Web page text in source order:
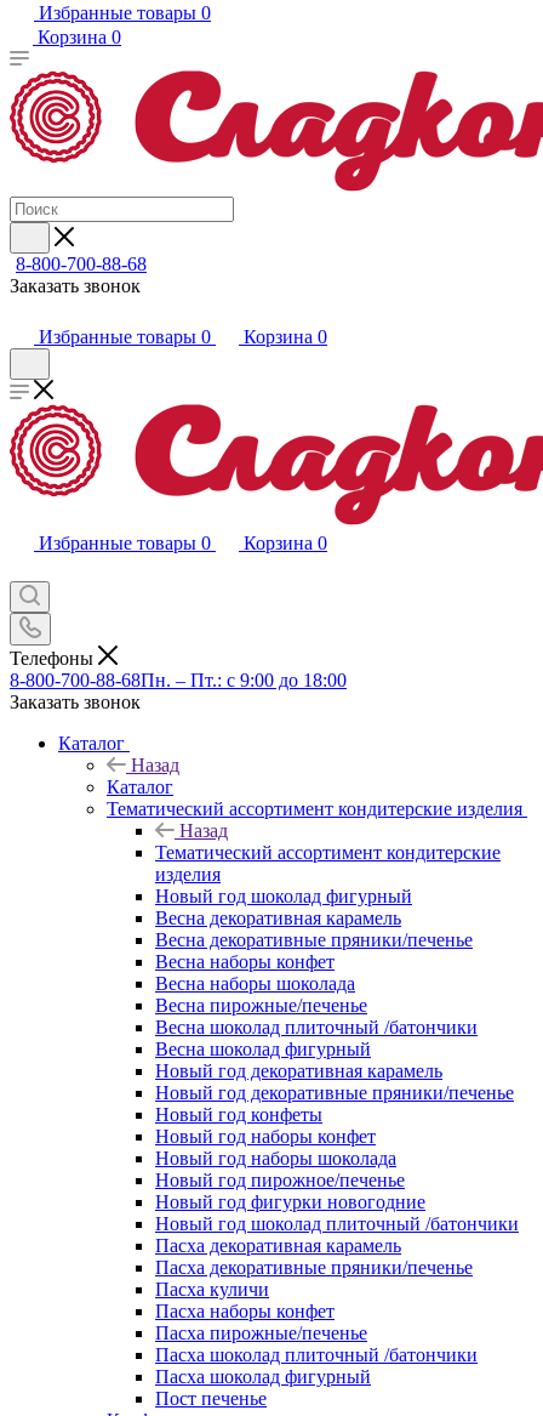
Избранные товары 0
Корзина 0
8-800-700-88-68
Заказать звонок
Избранные товары 0 Корзина 0
Избранные товары 0 Корзина 0
Телефоны
8-800-700-88-68Пн. – Пт.: с 9:00 до 18:00
Заказать звонок
Каталог
Назад
Каталог
Тематический ассортимент кондитерские изделия
Назад
Тематический ассортимент кондитерские
изделия
Новый год шоколад фигурный
Весна декоративная карамель
Весна декоративные пряники/печенье
Весна наборы конфет
Весна наборы шоколада
Весна пирожные/печенье
Весна шоколад плиточный /батончики
Весна шоколад фигурный
Новый год декоративная карамель
Новый год декоративные пряники/печенье
Новый год конфеты
Новый год наборы конфет
Новый год наборы шоколада
Новый год пирожное/печенье
Новый год фигурки новогодние
Новый год шоколад плиточный /батончики
Пасха декоративная карамель
Пасха декоративные пряники/печенье
Пасха куличи
Пасха наборы конфет
Пасха пирожные/печенье
Пасха шоколад плиточный /батончики
Пасха шоколад фигурный
Пост печенье